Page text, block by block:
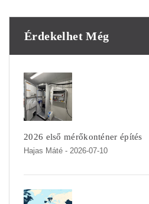
Érdekelhet Még
2026 első mérőkonténer építés
Hajas Máté - 2026-07-10